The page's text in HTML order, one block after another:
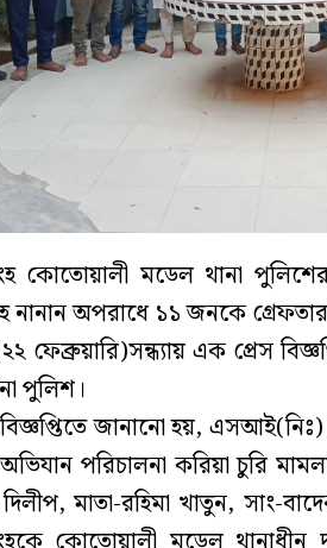
কোতোয়ালী মডেল থানা
নানান অপরাধে ১১ জনকে
ফেব্রুয়ারি)সন্ধ্যায় এক প্রেস
পুলিশ।
জানানো হয়,
পরিচালনা করিয়া চুরি
মাতা-রহিমা খাতুন, সাং-